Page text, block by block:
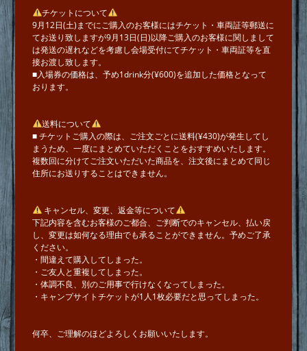
チケットについて
9月12日(土)までにご購入のお客様にはチケット・車両証等郵送に
てお送り致しますが9月13日(日)以降ご購入のお客様に関しまして
は発送の遅れなどを考慮し会場受付にてチケット・車両証等を直
接お渡し致します。
■入場券の価格は、予め1drink分(¥600)を追加した価格となって
おります。
送料について
■ チケットご購入の際は、ご注文ごとに送料(¥430)が発生してし
まうため、一度にまとめていただくことをおすすめいたします。
複数回に分けてご注文いただいた商品を、注文後にまとめて同じ
住所にお送りすることはできません。
キャンセル、変更、返金等について
下記内容を含むお客様のご都合、ご判断でのキャンセル、払い戻
し、変更は如何なる理由でも承ることができません。予めご了承
ください。
・間違えて購入してしまった。
・ご友人と重複してしまった。
・体調不良、別のご用事で行けなくなってしまった。
・キャンプサイトチケットが1人1枚必要だと思ってしまった。
何卒、ご理解のほどよろしくお願いいたします。